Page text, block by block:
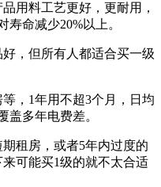
用料工艺更好，更耐用，
命减少20%以上。
，但所有人都适合买一级
，1年用不超3个月，日均
盖多年电费差。
租房，或者5年内过度的
可能买1级的就不太合适